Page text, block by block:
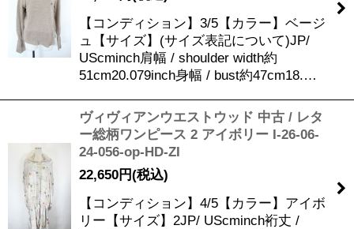
【コンディション】3/5【カラー】ベージ
ュ【サイズ】(サイズ表記について)JP/
UScminch肩幅 / shoulder width約
51cm20.079inch身幅 / bust約47cm18.…
ヴィヴィアンウエストウッド 中古 / レタ
ー総柄ワンピース 2 アイボリー I-26-06-
24-056-op-HD-ZI
22,650円(税込)
【コンディション】4/5【カラー】アイボ
リー【サイズ】2JP/ UScminch裄丈 /